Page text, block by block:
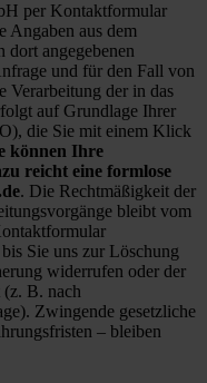
per Kontaktformular
Angaben aus dem
angegebenen
und für den Fall von
Verarbeitung der in das
auf Grundlage Ihrer
die Sie mit einem Klick
können Ihre
reicht eine formlose
. Die Rechtmäßigkeit der
bleibt vom
Sie uns zur Löschung
widerrufen oder der
B. nach
Zwingende gesetzliche
– bleiben